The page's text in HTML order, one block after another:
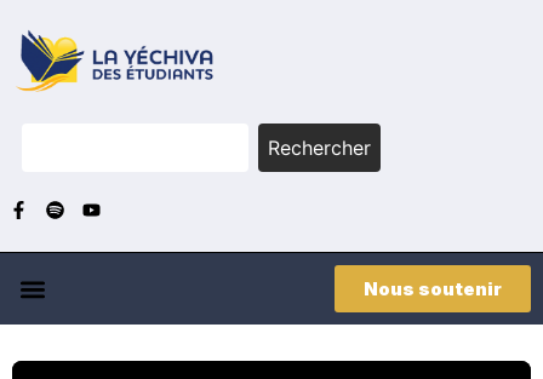
Rechercher
Nous soutenir